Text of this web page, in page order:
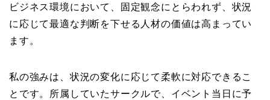
ビジネス環境において、固定観念にとらわれず、状況
に応じて最適な判断を下せる人材の価値は高まってい
ます。
私の強みは、状況の変化に応じて柔軟に対応できるこ
とです。所属していたサークルで、イベント当日に予